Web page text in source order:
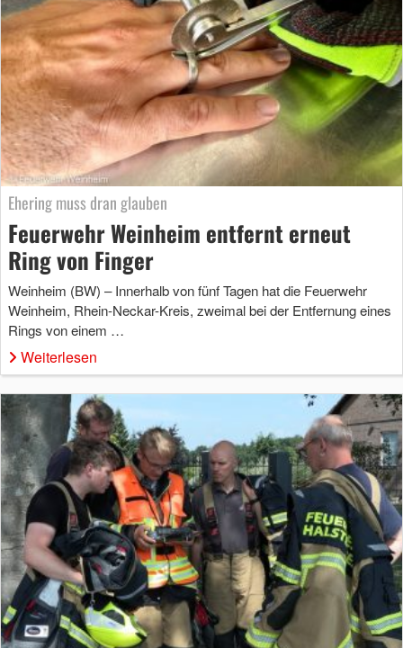
Ehering muss dran glauben
Feuerwehr Weinheim entfernt erneut
Ring von Finger
Weinheim (BW) – Innerhalb von fünf Tagen hat die Feuerwehr
Weinheim, Rhein-Neckar-Kreis, zweimal bei der Entfernung eines
Rings von einem …
Weiterlesen